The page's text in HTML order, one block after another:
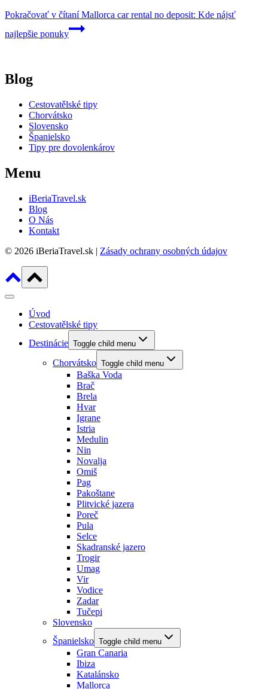
Pokračovať v čítaníMallorca car rental no deposit: Kde nájsť
najlepšie ponuky
Blog
Cestovatělské tipy
Chorvátsko
Slovensko
Španielsko
Tipy pre dovolenkárov
Menu
iBeriaTravel.sk
Blog
O Nás
Kontakt
© 2026 iBeriaTravel.sk | Zásady ochrany osobných údajov
Úvod
Cestovatělské tipy
Destinácie Toggle child menu
Chorvátsko Toggle child menu
Baška Voda
Brač
Brela
Hvar
Igrane
Istria
Medulin
Nin
Novalja
Omiš
Pag
Pakoštane
Plitvické jazera
Poreč
Pula
Selce
Skadranské jazero
Trogir
Umag
Vir
Vodice
Zadar
Tučepi
Slovensko
Španielsko Toggle child menu
Gran Canaria
Ibiza
Katalánsko
Mallorca